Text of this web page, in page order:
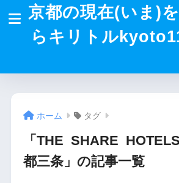
京都の現在(いま)
らキリトル
ホーム タグ
「THE SHARE
都三条」の記事一覧